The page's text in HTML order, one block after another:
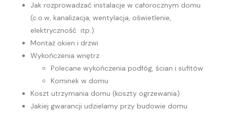
Jak rozprowadzać instalacje w całorocznym domu
(c.o.w, kanalizacja, wentylacja, oświetlenie,
elektryczność itp.)
Montaż okien i drzwi
Wykończenia wnętrz
Polecane wykończenia podłóg, ścian i sufitów
Kominek w domu
Koszt utrzymania domu (koszty ogrzewania)
Jakiej gwarancji udzielamy przy budowie domu